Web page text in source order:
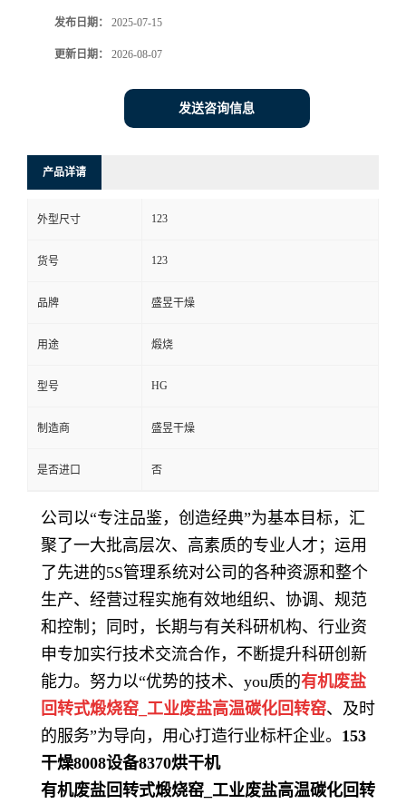
发布日期： 2025-07-15
更新日期： 2026-08-07
发送咨询信息
产品详请
外型尺寸 123
货号 123
品牌 盛昱干燥
用途 煅烧
型号 HG
制造商 盛昱干燥
是否进口 否
公司以“专注品鉴，创造经典”为基本目标，汇
聚了一大批高层次、高素质的专业人才；运用
了先进的5S管理系统对公司的各种资源和整个
生产、经营过程实施有效地组织、协调、规范
和控制；同时，长期与有关科研机构、行业资
申专加 实行技术交流合作，不断提升科研创新
能力。努力以“优势的技术、you质的有机废盐
回转式煅烧窑_工业废盐高温碳化回转窑、及时
的服务”为导向，用心打造行业标杆企业。 153
干燥8008设备8370烘干机
有机废盐回转式煅烧窑_工业废盐高温碳化回转